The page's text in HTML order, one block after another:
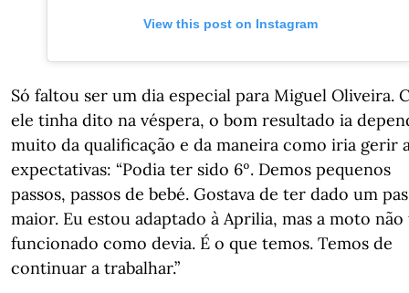
View this post on Instagram
Só faltou ser um dia especial para Miguel Oliveira.
ele tinha dito na véspera, o bom resultado ia
muito da qualificação e da maneira como iria gerir
expectativas: “Podia ter sido 6º. Demos pequenos
passos, passos de bebé. Gostava de ter dado um
maior. Eu estou adaptado à Aprilia, mas a moto
funcionado como devia. É o que temos. Temos de
continuar a trabalhar.”